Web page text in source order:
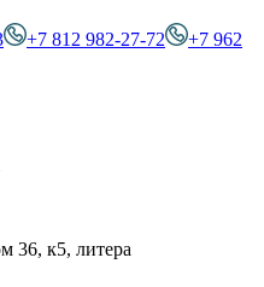
+7 812 982-27-72
+7 962
36, к5, литера